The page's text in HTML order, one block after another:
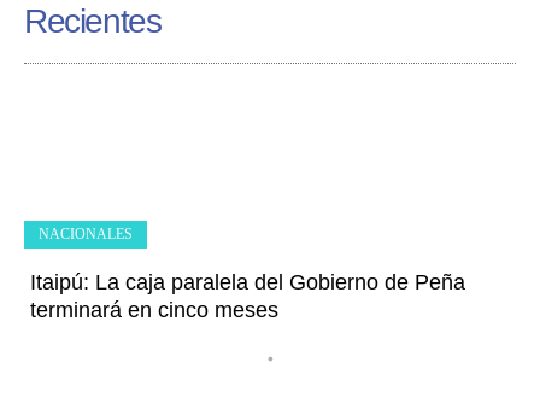
Recientes
Itaipú: La caja paralela del Gobierno de Peña
terminará en cinco meses
•
NACIONALES